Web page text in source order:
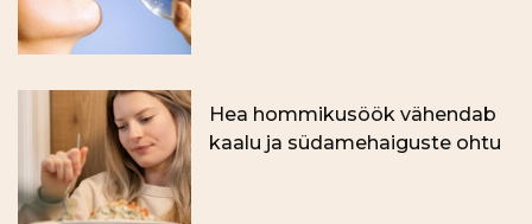
Hea hommikusöök vähendab
kaalu ja südamehaiguste ohtu